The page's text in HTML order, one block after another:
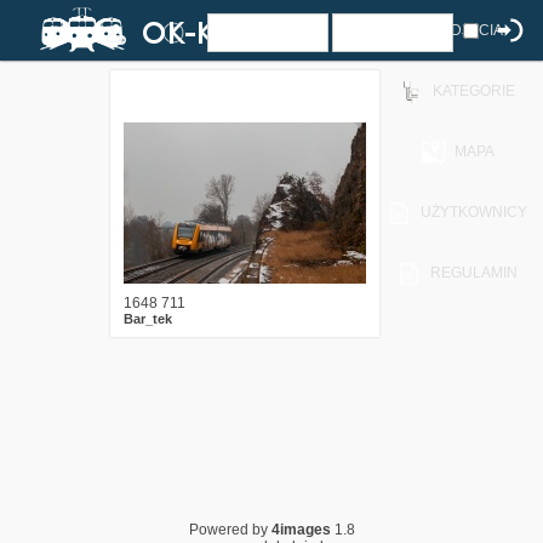
ZDJĘCIA
KATEGORIE
MAPA
UŻYTKOWNICY
REGULAMIN
1648 711
Bar_tek
Powered by 4images 1.8